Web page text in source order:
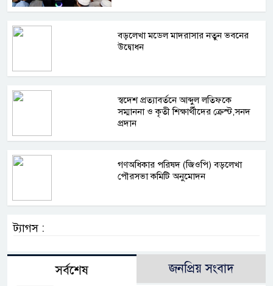
বড়লেখা মডেল মাদরাসার নতুন ভবনের
উদ্বোধন
স্বদেশ প্রত্যাবর্তনে আব্দুল লতিফকে
সম্মাননা ও কৃতী শিক্ষার্থীদের ক্রেস্ট,সনদ
প্রদান
গণঅধিকার পরিষদ (জিওপি) বড়লেখা
পৌরসভা কমিটি অনুমোদন
ট্যাগস :
সর্বশেষ জনপ্রিয় সংবাদ